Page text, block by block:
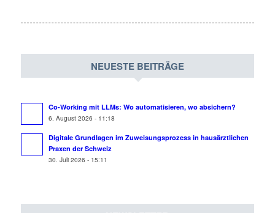
NEUESTE BEITRÄGE
Co-Working mit LLMs: Wo automatisieren, wo absichern?
6. August 2026 - 11:18
Digitale Grundlagen im Zuweisungsprozess in hausärztlichen
Praxen der Schweiz
30. Juli 2026 - 15:11